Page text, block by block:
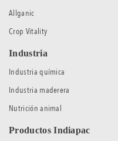
Allganic
Crop Vitality
Industria
Industria química
Industria maderera
Nutrición animal
Productos Indiapac